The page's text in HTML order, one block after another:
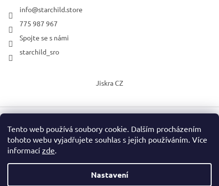
Tento web používá soubory cookie. Dalším procházením
tohoto webu vyjadřujete souhlas s jejich používáním. Více
informací zde.
Nastavení
info@starchild.store
775 987 967
Spojte se s námi
starchild_sro
Jiskra CZ
Vytvořil Shoptet
Upravit nastavení cookies